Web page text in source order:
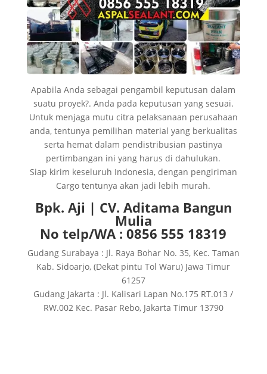
Apabila Anda sebagai pengambil keputusan dalam
suatu proyek?. Anda pada keputusan yang sesuai.
Untuk menjaga mutu citra pelaksanaan perusahaan
anda, tentunya pemilihan material yang berkualitas
serta hemat dalam pendistribusian pastinya
pertimbangan ini yang harus di dahulukan.
Siap kirim keseluruh Indonesia, dengan pengiriman
Cargo tentunya akan jadi lebih murah.
Bpk. Aji | CV. Aditama Bangun
Mulia
No telp/WA : 0856 555 18319
Gudang Surabaya : Jl. Raya Bohar No. 35, Kec. Taman
Kab. Sidoarjo, (Dekat pintu Tol Waru) Jawa Timur
61257
Gudang Jakarta : Jl. Kalisari Lapan No.175 RT.013 /
RW.002 Kec. Pasar Rebo, Jakarta Timur 13790